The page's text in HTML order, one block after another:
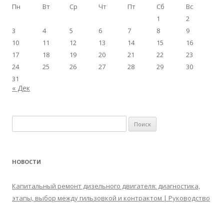
Пн
Вт Ср Чт Пт Сб
Вс
1
2
3
4 5 6 7 8
9
10
11 12 13 14 15
16
17
18 19 20 21 22
23
24
25 26 27 28 29
30
31
« Дек
НОВОСТИ
Капитальный ремонт дизельного двигателя: диагностика,
этапы, выбор между гильзовкой и контрактом | Руководство